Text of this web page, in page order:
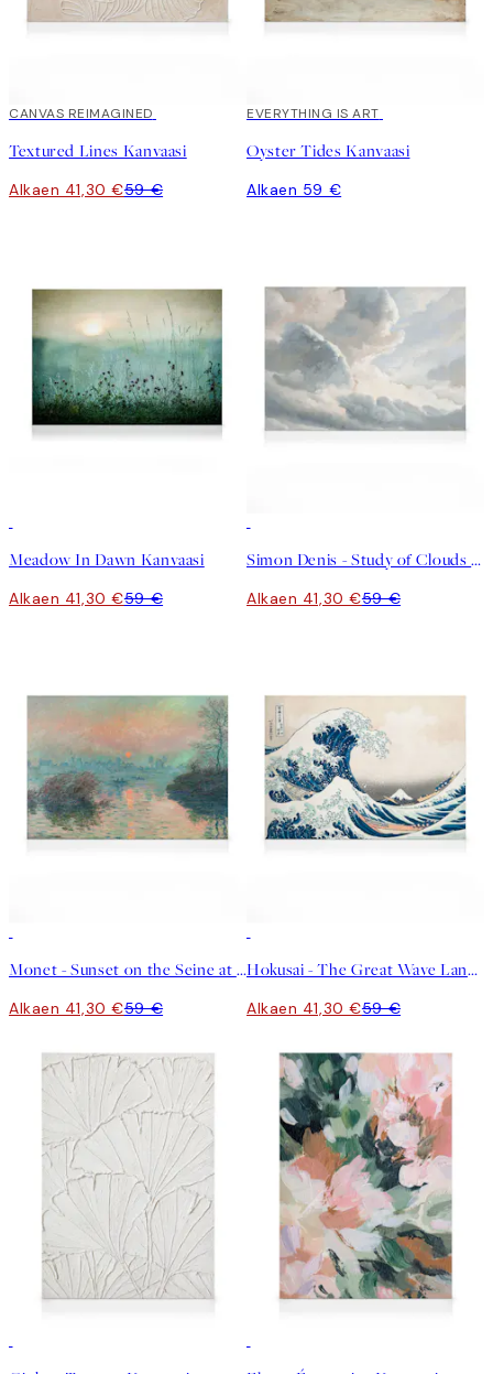
30%*
CANVAS REIMAGINED
Textured Lines Kanvaasi
Alkaen 41,30 €59 €
EVERYTHING IS ART
Oyster Tides Kanvaasi
Alkaen 59 €
Meadow In Dawn Kanvaasi
Alkaen 41,30 €59 €
Simon Denis - Study of Clouds with a Sunset near Rome Kanvaasi
Alkaen 41,30 €59 €
Monet - Sunset on the Seine at Lavacourt Kanvaasi
Alkaen 41,30 €59 €
Hokusai - The Great Wave Landscape Kanvaasi
Alkaen 41,30 €59 €